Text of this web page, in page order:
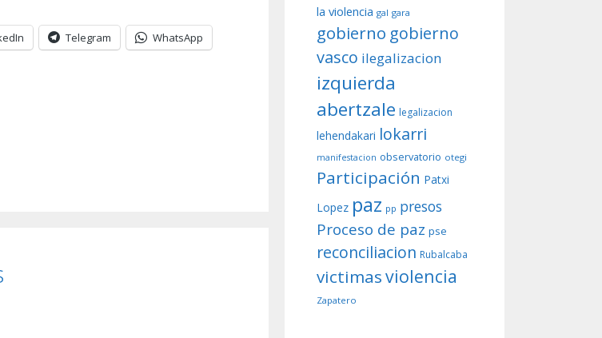
Telegram WhatsApp
la violencia gal gara
gobierno gobierno
vasco ilegalizacion
izquierda
abertzale legalizacion
lehendakari lokarri
manifestacion observatorio otegi
Participación Patxi
Lopez paz pp presos
Proceso de paz pse
reconciliacion Rubalcaba
victimasviolencia
Zapatero